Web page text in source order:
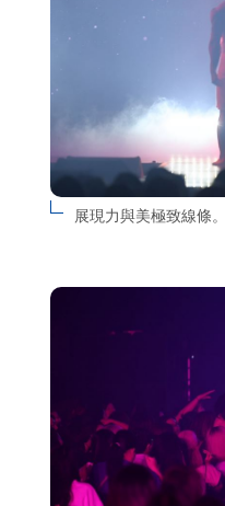
展現力與美極致線條